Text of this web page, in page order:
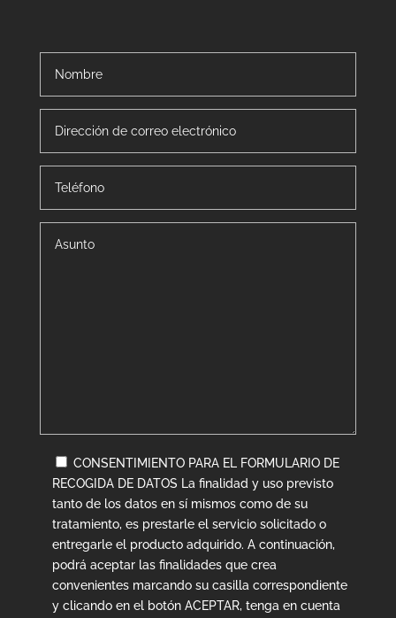
CONSENTIMIENTO PARA EL FORMULARIO DE
RECOGIDA DE DATOS La finalidad y uso previsto
tanto de los datos en sí mismos como de su
tratamiento, es prestarle el servicio solicitado o
entregarle el producto adquirido. A continuación,
podrá aceptar las finalidades que crea
convenientes marcando su casilla correspondiente
y clicando en el botón ACEPTAR, tenga en cuenta